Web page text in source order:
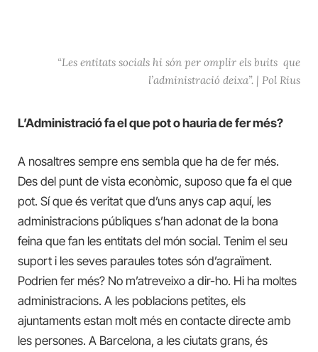
“Les entitats socials hi són per omplir els buits que
l’administració deixa”. | Pol Rius
L’Administració fa el que pot o hauria de fer més?
A nosaltres sempre ens sembla que ha de fer més.
Des del punt de vista econòmic, suposo que fa el que
pot. Sí que és veritat que d’uns anys cap aquí, les
administracions públiques s’han adonat de la bona
feina que fan les entitats del món social. Tenim el seu
suport i les seves paraules totes són d’agraïment.
Podrien fer més? No m’atreveixo a dir-ho. Hi ha moltes
administracions. A les poblacions petites, els
ajuntaments estan molt més en contacte directe amb
les persones. A Barcelona, a les ciutats grans, és